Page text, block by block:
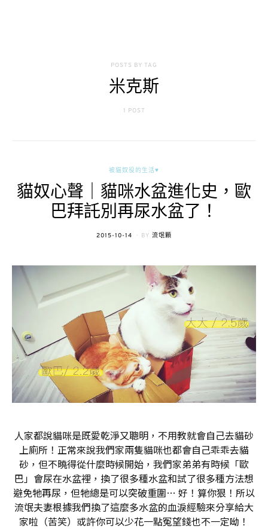
POSTS BY TAG
米克斯
1 POST
被貓奴役的生活♥
貓奴心聲｜貓咪水盆進化史，歐
巴拜託別再尿水盆了！
POSTED
2015-10-14 BY 流氓顆
人家都說貓咪是既愛乾淨又聰明，不用教就會自己去貓砂
上廁所！正常來說我們家兩隻貓咪也都會自己乖乖去貓
砂，但不曉得從什麼時候開始，我們家弟弟有時候「歐
巴」會尿在水盆裡，換了很多種水盆和試了很多種方法想
避免牠再尿，但牠總是可以突破重圍… 好！算你狠！所以
流氓夫妻根據我們換了這麼多水盆的血淚經驗來分享給大
家啦（苦笑）或許你可以少花一點冤望錢也不一定呦！